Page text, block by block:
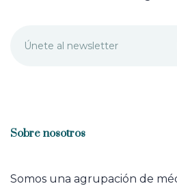
Sobre nosotros
Somos una agrupación de